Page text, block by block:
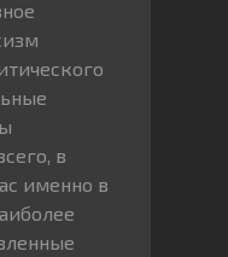
в
именно в